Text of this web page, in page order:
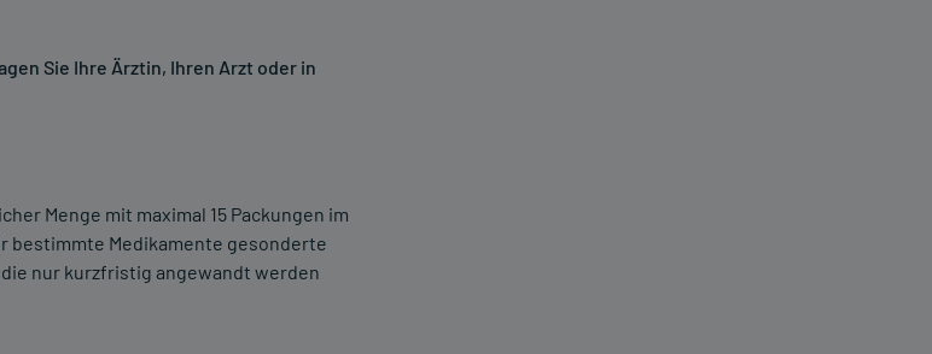
Sie Ihre Ärztin, Ihren Arzt oder in
Menge mit maximal 15 Packungen im
bestimmte Medikamente gesonderte
nur kurzfristig angewandt werden